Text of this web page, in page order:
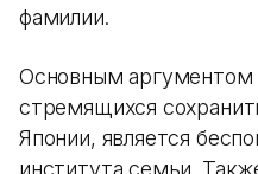
фамилии.
Основным аргументом
стремящихся
Японии, является
института семьи.